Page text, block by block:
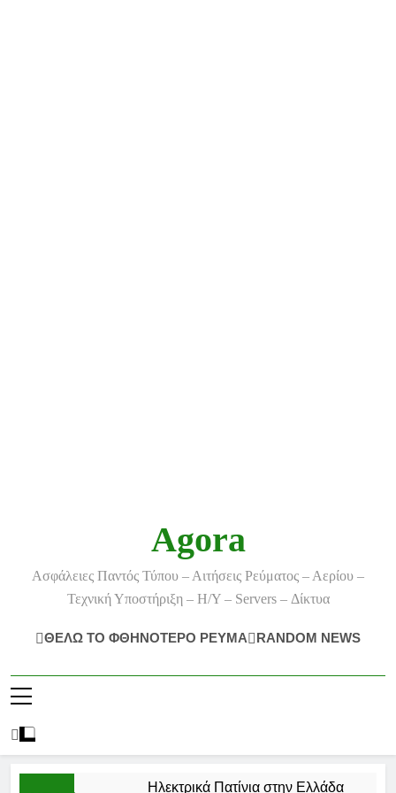
Agora
Ασφάλειες Παντός Τύπου – Αιτήσεις Ρεύματος – Αερίου –
Τεχνική Υποστήριξη – Η/Υ – Servers – Δίκτυα
ΘΕΛΩ ΤΟ ΦΘΗΝΟΤΕΡΟ ΡΕΥΜΑ RANDOM NEWS
Ηλεκτρικά Πατίνια στην Ελλάδα